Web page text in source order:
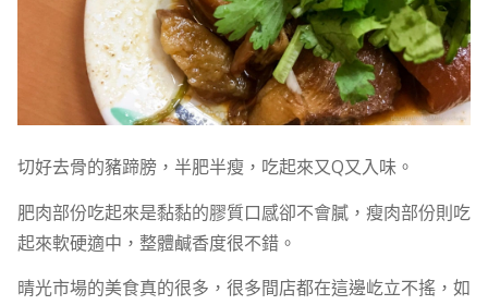
切好去骨的豬蹄膀，半肥半瘦，吃起來又Q又入味。
肥肉部份吃起來是黏黏的膠質口感卻不會膩，瘦肉部份則吃
起來軟硬適中，整體鹹香度很不錯。
晴光市場的美食真的很多，很多間店都在這邊屹立不搖，如